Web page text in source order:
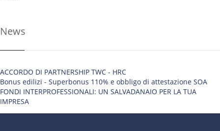
News
ACCORDO DI PARTNERSHIP TWC - HRC
Bonus edilizi - Superbonus 110% e obbligo di attestazione SOA
FONDI INTERPROFESSIONALI: UN SALVADANAIO PER LA TUA
IMPRESA